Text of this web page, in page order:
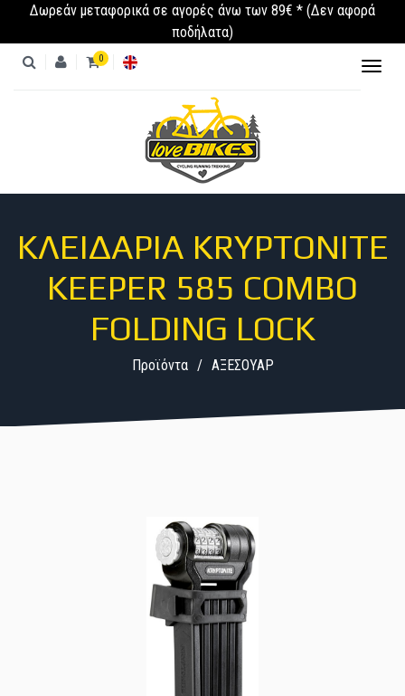
Δωρεάν μεταφορικά σε αγορές άνω των 89€ * (Δεν αφορά
ποδήλατα)
0
ΚΛΕΙΔΑΡΙΆ KRYPTONITE
KEEPER 585 COMBO
FOLDING LOCK
Προϊόντα ΑΞΕΣΟΥΑΡ